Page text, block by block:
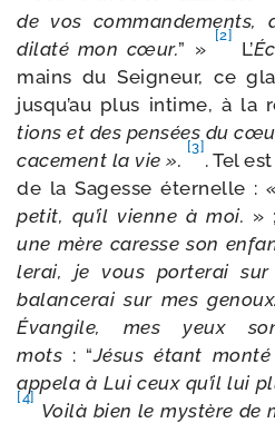
de vos com­man­de­ments,
dila­té mon cœur.” »
[2]
L’
mains du Seigneur, ce
jusqu’au plus intime, à la
tions et des pen­sées du
ca­ce­ment la vie ».
[3]
. Tel
de la Sagesse éter­nelle :
petit, qu’il vienne à moi. »
une mère caresse son
le­rai, je vous por­te­rai
balan­ce­rai sur mes
Évangile, mes yeux
mots : “Jésus étant
appe­la à Lui ceux qu’il lui
[4]
Voilà bien le mys­tère de